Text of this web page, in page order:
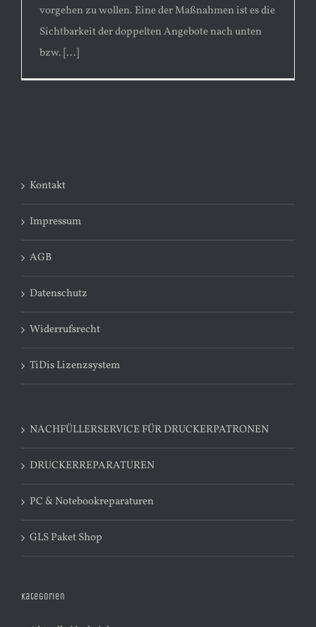
vorgehen zu wollen. Eine der Maßnahmen ist es die
Sichtbarkeit der doppelten Angebote nach unten
bzw. [...]
Kontakt
Impressum
AGB
Datenschutz
Widerrufsrecht
TiDis Lizenzsystem
NACHFÜLLERSERVICE FÜR DRUCKERPATRONEN
DRUCKERREPARATUREN
PC & Notebookreparaturen
GLS Paket Shop
Kategorien